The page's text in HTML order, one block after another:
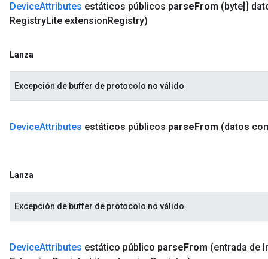
DeviceAttributes estáticos públicos parseFrom (byte[]
RegistryLite extensionRegistry)
Lanza
Excepción de buffer de protocolo no válido
DeviceAttributes estáticos públicos parseFrom (datos
Lanza
Excepción de buffer de protocolo no válido
DeviceAttributes estático público parseFrom (entrada de